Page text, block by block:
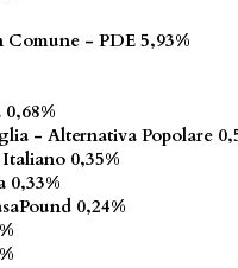
- PDE 5,93%
- Alternativa Popolare
0,35%
0,33%
0,24%